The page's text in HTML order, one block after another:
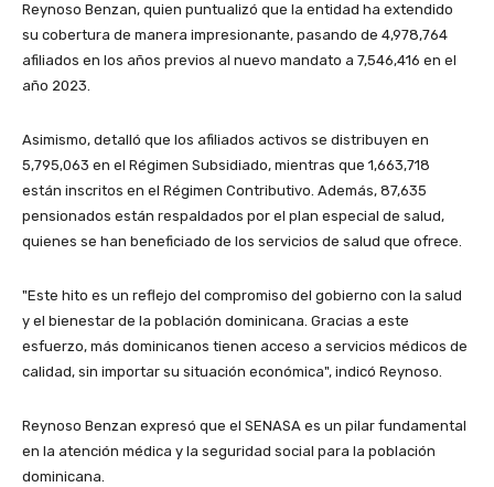
Reynoso Benzan, quien puntualizó que la entidad ha extendido
su cobertura de manera impresionante, pasando de 4,978,764
afiliados en los años previos al nuevo mandato a 7,546,416 en el
año 2023.
Asimismo, detalló que los afiliados activos se distribuyen en
5,795,063 en el Régimen Subsidiado, mientras que 1,663,718
están inscritos en el Régimen Contributivo. Además, 87,635
pensionados están respaldados por el plan especial de salud,
quienes se han beneficiado de los servicios de salud que ofrece.
"Este hito es un reflejo del compromiso del gobierno con la salud
y el bienestar de la población dominicana. Gracias a este
esfuerzo, más dominicanos tienen acceso a servicios médicos de
calidad, sin importar su situación económica", indicó Reynoso.
Reynoso Benzan expresó que el SENASA es un pilar fundamental
en la atención médica y la seguridad social para la población
dominicana.